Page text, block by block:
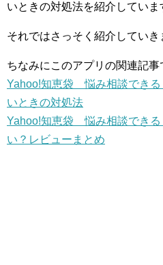
いときの対処法を紹介していま
それではさっそく紹介していき
ちなみにこのアプリの関連記事
Yahoo!知恵袋 悩み相談できる
いときの対処法
Yahoo!知恵袋 悩み相談できる
い？レビューまとめ